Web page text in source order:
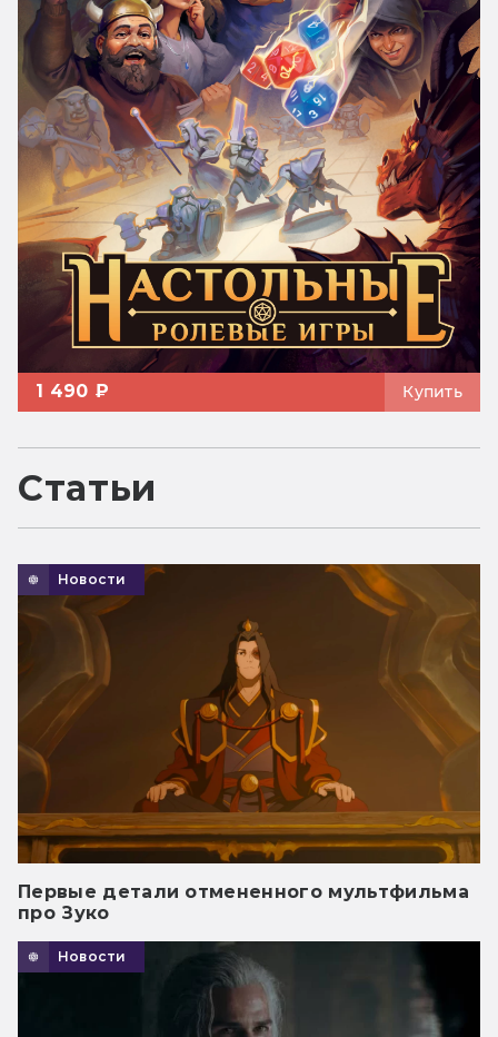
1 490 ₽ Купить
Статьи
Новости
Первые детали отмененного мультфильма
про Зуко
Новости